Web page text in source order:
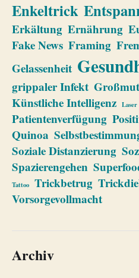
Enkeltrick
Erkältung Ernährung
Fake News Framing
Gelassenheit
grippaler Infekt
Künstliche Intelligenz Laser
Patientenverfügung
Quinoa
Soziale Distanzierung
Spazierengehen
Tattoo Trickbetrug
Vorsorgevollmacht
Archiv